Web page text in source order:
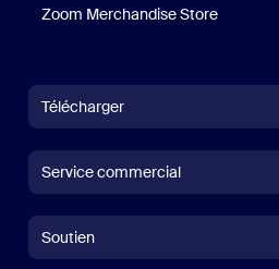
Zoom Merchandise Store
Télécharger
Application Zoom Rooms
Contrôleur Zoom Rooms
Service commercial
Contacter le service commercial
Soutien
soutien